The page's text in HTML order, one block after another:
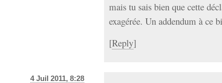
mais tu sais bien que cette
exagérée. Un addendum à ce
[Reply]
4 Juil 2011, 8:28